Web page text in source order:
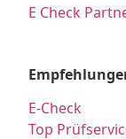
E Check
E-Check
Top